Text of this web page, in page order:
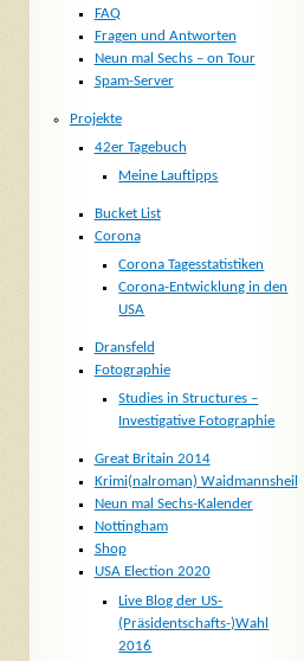
FAQ
Fragen und Antworten
Neun mal Sechs – on Tour
Spam-Server
Projekte
42er Tagebuch
Meine Lauftipps
Bucket List
Corona
Corona Tagesstatistiken
Corona-Entwicklung in den
USA
Dransfeld
Fotographie
Studies in Structures –
Investigative Fotographie
Great Britain 2014
Krimi(nalroman) Waidmannsheil
Neun mal Sechs-Kalender
Nottingham
Shop
USA Election 2020
Live Blog der US-
(Präsidentschafts-)Wahl
2016